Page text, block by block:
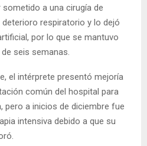
a una cirugía de
respiratorio y lo dejó
por lo que se mantuvo
seis semanas.
el intérprete presentó mejoría
común del hospital para
pero a inicios de diciembre fue
intensiva debido a que su